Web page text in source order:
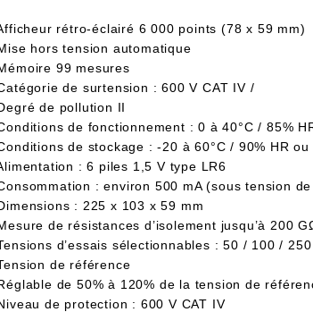
rétro-éclairé 6 000 points (78 x 59 mm)
hors tension automatique
99 mesures
de surtension : 600 V CAT IV /
de pollution II
de fonctionnement : 0 à 40°C / 85%
de stockage : -20 à 60°C / 90% HR
: 6 piles 1,5 V type LR6
: environ 500 mA (sous tension
: 225 x 103 x 59 mm
de résistances d’isolement jusqu’à 200
d’essais sélectionnables : 50 / 100 /
de référence
de 50% à 120% de la tension de
de protection : 600 V CAT IV